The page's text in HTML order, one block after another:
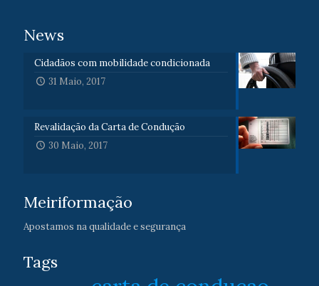
News
Cidadãos com mobilidade condicionada
31 Maio, 2017
Revalidação da Carta de Condução
30 Maio, 2017
Meiriformação
Apostamos na qualidade e segurança
Tags